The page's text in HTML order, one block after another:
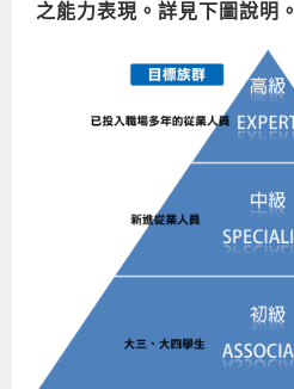
之能力表現。詳見下圖說明。